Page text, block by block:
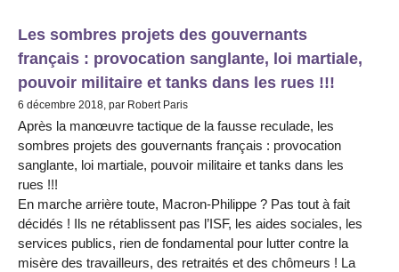
Les sombres projets des gouvernants
français : provocation sanglante, loi martiale,
pouvoir militaire et tanks dans les rues !!!
6 décembre 2018, par Robert Paris
Après la manœuvre tactique de la fausse reculade, les
sombres projets des gouvernants français : provocation
sanglante, loi martiale, pouvoir militaire et tanks dans les
rues !!!
En marche arrière toute, Macron-Philippe ? Pas tout à fait
décidés ! Ils ne rétablissent pas l’ISF, les aides sociales, les
services publics, rien de fondamental pour lutter contre la
misère des travailleurs, des retraités et des chômeurs ! La